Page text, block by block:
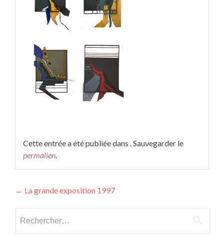
Cette entrée a été publiée dans . Sauvegarder le
permalien.
Navigation
des
articles
← La grande exposition 1997